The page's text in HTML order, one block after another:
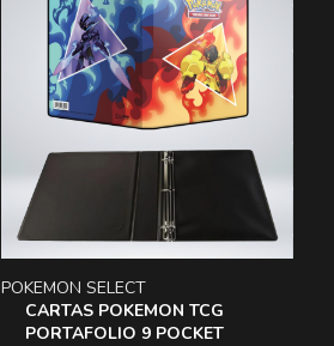
CARTAS POKEMON TCG
PORTAFOLIO 9 POCKET
POKEMON SELECT